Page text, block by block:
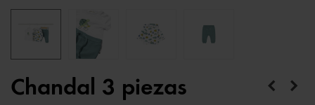
Chandal 3 piezas